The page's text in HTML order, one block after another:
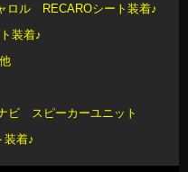
ロル RECAROシート装着♪
装着♪
ビ スピーカーユニット
着♪